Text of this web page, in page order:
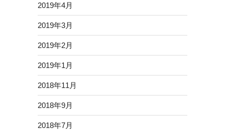
2019年4月
2019年3月
2019年2月
2019年1月
2018年11月
2018年9月
2018年7月